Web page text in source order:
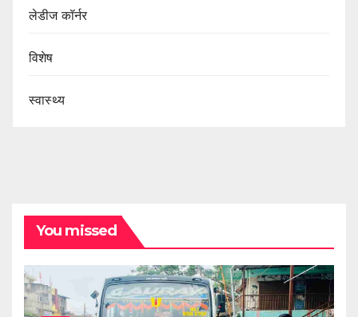
लेडीज कॉर्नर
विशेष
स्वास्थ्य
You missed